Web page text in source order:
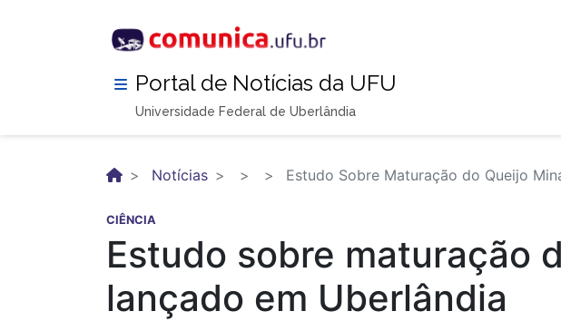
Portal de Notícias da UFU
Universidade Federal de Uberlândia
Notícias Estudo Sobre Maturação do Queijo
CIÊNCIA
Estudo sobre maturação
lançado em Uberlândia